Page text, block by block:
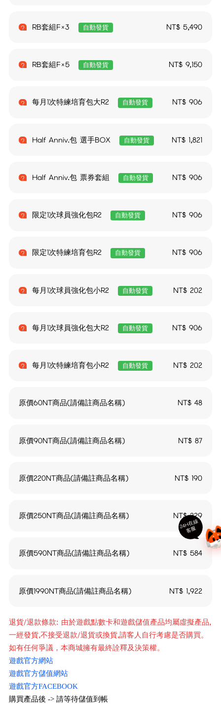
RB套組F×3 自動發貨 NT$5,490
RB套組F×5 自動發貨 NT$9,150
每月1次特練培育包大R2 自動發貨 NT$906
Half Anniv.包 選手BOX 自動發貨 NT$ 1,821
Half Anniv.包 票券套組 自動發貨 NT$906
限定1次球員強化包R2 自動發貨 NT$906
限定1次特練培育包R2 自動發貨 NT$906
每月1次球員強化包小R2 自動發貨 NT$202
每月1次球員強化包大R2 自動發貨 NT$906
每月1次特練培育包小R2 自動發貨 NT$202
原價60NT商品(請備註商品名稱) NT$48
原價90NT商品(請備註商品名稱) NT$87
原價220NT商品(請備註商品名稱) NT$ 190
原價250NT商品(請備註商品名稱) NT$229
原價590NT商品(請備註商品名稱) NT$584
原價1990NT商品(請備註商品名稱) NT$ 1,922
退貨/退款條款: 由於遊戲點數卡和遊戲儲值產品均屬虛擬產品,
一經發貨,不接受退款/退貨或換貨,請客人自行考慮是否購買。
如有任何爭議，本商城擁有最終詮釋及決策權。
遊戲官方網站
遊戲官方儲值網站
遊戲官方FACEBOOK
購買產品後 ->請等待儲值到帳
24
H
在
線
客
服